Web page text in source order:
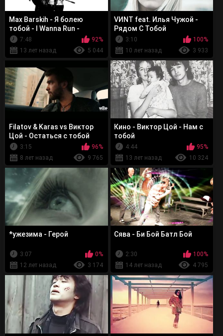
Max Barskih - Я болею
тобой - I Wanna Run -
Премьера песни
7:48
92%
13 лет назад
5 044
VИNT feat. Илья Чужой -
Рядом С Тобой
3:10
100%
10 лет назад
3 933
Filatov & Karas vs Виктор
Цой - Остаться с тобой
3:15
96%
8 лет назад
9 765
Кино - Виктор Цой - Нам с
тобой
4:44
95%
13 лет назад
10 324
*ужезима - Герой
3:07
0%
12 лет назад
3 174
Сява - Би Бой Батл Бой
2:30
100%
14 лет назад
4 795